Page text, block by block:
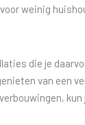
weinig
die je
van een